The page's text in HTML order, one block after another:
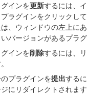
インを更新するには、
ラグインをクリックし
、ウィンドウの左上に
バージョンがあるプラ
インを削除するには、
プラグインを提出する
にリダイレクトされます